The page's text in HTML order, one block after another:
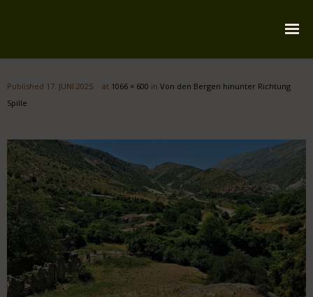
Widmung
Kontakt
Impressum
Datenschutz
Published 17. JUNI 2025 at 1066 × 600 in Von den Bergen hinunter Richtung
Spille